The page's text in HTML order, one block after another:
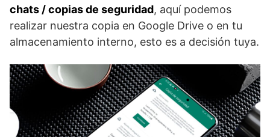
chats / copias de seguridad, aquí podemos
realizar nuestra copia en Google Drive o en tu
almacenamiento interno, esto es a decisión tuya.